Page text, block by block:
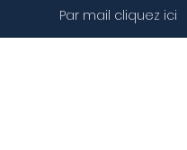
Par mail cliquez ici